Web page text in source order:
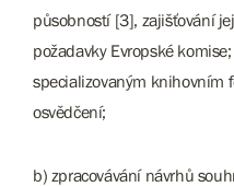
působností [3], zajišťování
požadavky Evropské
specializovaným knihovním
osvědčení;
b) zpracovávání návrhů